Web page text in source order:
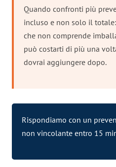
Quando confronti più
incluso e non solo il
che non comprende
può costarti di più una
dovrai aggiungere dopo.
Rispondiamo con un
non vincolante entro 15